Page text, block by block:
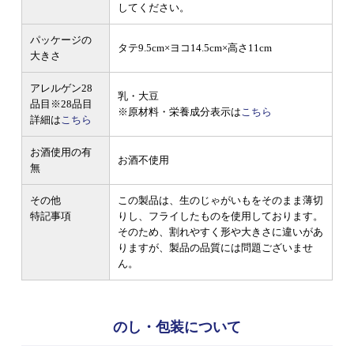
してください。
パッケージの
大きさ
タテ9.5cm×ヨコ14.5cm×高さ11cm
アレルゲン28
品目 ※28品目
詳細は こちら
乳・大豆
※原材料・栄養成分表示は こちら
お酒使用の有
無
お酒不使用
その他
特記事項
この製品は、生のじゃがいもをそのまま薄切
りし、フライしたものを使用しております。
そのため、割れやすく形や大きさに違いがあ
りますが、製品の品質には問題ございませ
ん。
のし・包装について